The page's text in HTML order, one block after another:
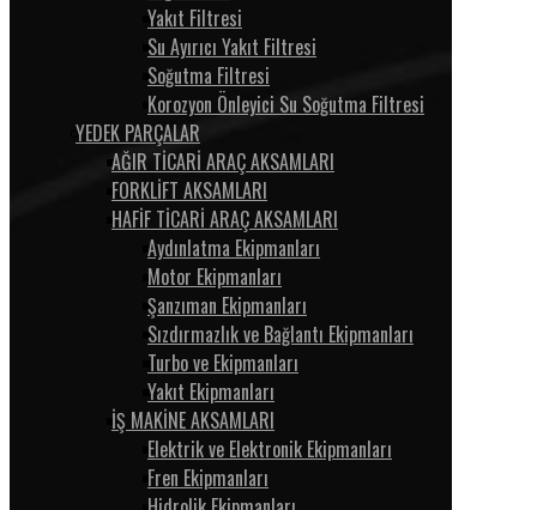
Yakıt Filtresi
Su Ayırıcı Yakıt Filtresi
Soğutma Filtresi
Korozyon Önleyici Su Soğutma Filtresi
YEDEK PARÇALAR
AĞIR TİCARİ ARAÇ AKSAMLARI
FORKLİFT AKSAMLARI
HAFİF TİCARİ ARAÇ AKSAMLARI
Aydınlatma Ekipmanları
Motor Ekipmanları
Şanzıman Ekipmanları
Sızdırmazlık ve Bağlantı Ekipmanları
Turbo ve Ekipmanları
Yakıt Ekipmanları
İŞ MAKİNE AKSAMLARI
Elektrik ve Elektronik Ekipmanları
Fren Ekipmanları